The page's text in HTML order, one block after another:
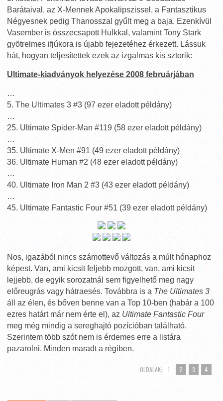
Barátaival, az X-Mennek Apokalipszissel, a Fantasztikus
Négyesnek pedig Thanosszal gyűlt meg a baja. Ezenkívül
Vasember is összecsapott Hulkkal, valamint Tony Stark
gyötrelmes ifjúkora is újabb fejezetéhez érkezett. Lássuk
hát, hogyan teljesítettek ezek az izgalmas kis sztorik:
Ultimate-kiadványok helyezése 2008 februárjában
…
5. The Ultimates 3 #3 (97 ezer eladott példány)
…
25. Ultimate Spider-Man #119 (58 ezer eladott példány)
…
35. Ultimate X-Men #91 (49 ezer eladott példány)
36. Ultimate Human #2 (48 ezer eladott példány)
…
40. Ultimate Iron Man 2 #3 (43 ezer eladott példány)
…
45. Ultimate Fantastic Four #51 (39 ezer eladott példány)
Nos, igazából nincs számottevő változás a múlt hónaphoz
képest. Van, ami kicsit feljebb mozgott, van, ami kicsit
lejjebb, de egyik sorozatnál sem figyelhető meg nagy
előreugrás vagy hátraesés. Továbbra is a The Ultimates 3
áll az élen, és bőven benne van a Top 10-ben (habár a 100
ezres határt már nem érte el), az Ultimate Fantastic Four
meg még mindig a sereghajtó pozícióban található.
Szerintem több szót nem is érdemes erre a listára
pazarolni. Minden maradt a régiben.
OLDALAK: 1 2 3 4